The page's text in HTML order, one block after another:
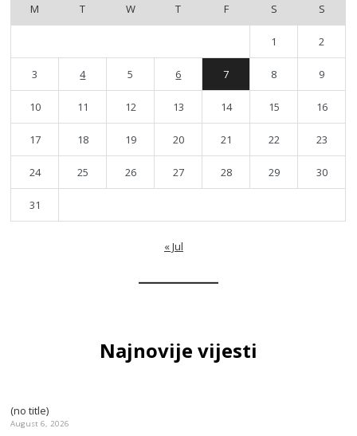
M
T W T F S S
1 2
3 4 5 6 7 8 9
10 11 12 13 14 15 16
17 18 19 20 21 22 23
24 25 26 27 28 29 30
31
« Jul
Najnovije vijesti
(no title)
August 6, 2026